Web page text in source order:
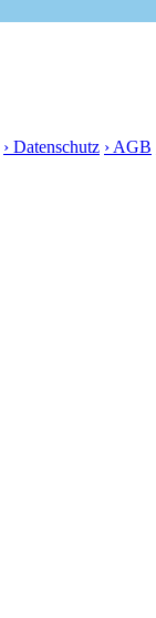
› Datenschutz › AGB